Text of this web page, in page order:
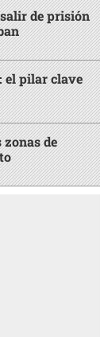
de prisión
el pilar clave
de